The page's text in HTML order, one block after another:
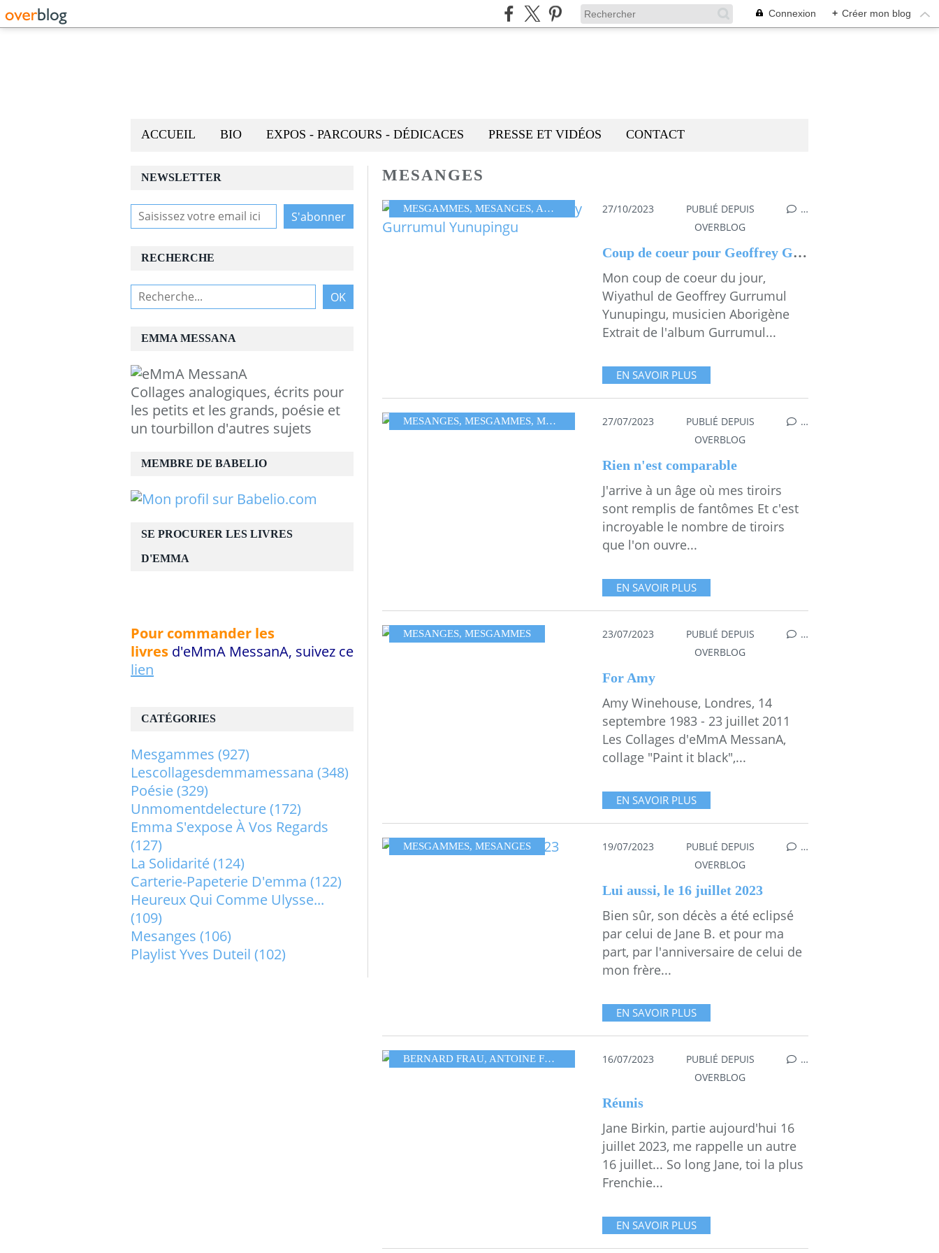
Connexion + Créer mon blog
ACCUEIL BIO EXPOS - PARCOURS - DÉDICACES PRESSE ET VIDÉOS CONTACT
MESANGES
MESGAMMES, MESANGES, AUSTRALIE GEOFFREY GURRUMUL
27/10/2023
PUBLIÉ DEPUIS
OVERBLOG
…
Coup de coeur pour Geoffrey Gurrumul Yunupingu
Mon coup de coeur du jour,
Wiyathul de Geoffrey Gurrumul
Yunupingu, musicien Aborigène
Extrait de l'album Gurrumul...
EN SAVOIR PLUS
MESANGES, MESGAMMES, MONOTYPE SINEAD O'CONNOR
27/07/2023
PUBLIÉ DEPUIS
OVERBLOG
…
Rien n'est comparable
J'arrive à un âge où mes tiroirs
sont remplis de fantômes Et c'est
incroyable le nombre de tiroirs
que l'on ouvre...
EN SAVOIR PLUS
MESANGES, MESGAMMES 23/07/2023
PUBLIÉ DEPUIS
OVERBLOG
…
For Amy
Amy Winehouse, Londres, 14
septembre 1983 - 23 juillet 2011
Les Collages d'eMmA MessanA,
collage "Paint it black",...
EN SAVOIR PLUS
MESGAMMES, MESANGES 19/07/2023
PUBLIÉ DEPUIS
OVERBLOG
…
Lui aussi, le 16 juillet 2023
Bien sûr, son décès a été eclipsé
par celui de Jane B. et pour ma
part, par l'anniversaire de celui de
mon frère...
EN SAVOIR PLUS
BERNARD FRAU, ANTOINE FRAU MESANGES,MESGAMMES
16/07/2023
PUBLIÉ DEPUIS
OVERBLOG
…
Réunis
Jane Birkin, partie aujourd'hui 16
juillet 2023, me rappelle un autre
16 juillet... So long Jane, toi la plus
Frenchie...
EN SAVOIR PLUS
NEWSLETTER
RECHERCHE
EMMA MESSANA
Collages analogiques, écrits pour
les petits et les grands, poésie et
un tourbillon d'autres sujets
CATÉGORIES
Mesgammes (927)
Lescollagesdemmamessana (348)
Poésie(329)
Unmomentdelecture(172)
Emma S'expose À Vos Regards
(127)
La Solidarité(124)
Carterie-Papeterie D'emma (122)
Heureux Qui Comme Ulysse...
(109)
Mesanges (106)
Playlist Yves Duteil (102)
MEMBRE DE BABELIO
SE PROCURER LES LIVRES
D'EMMA
Pour commander les
livres d'eMmA MessanA, suivez ce
lien